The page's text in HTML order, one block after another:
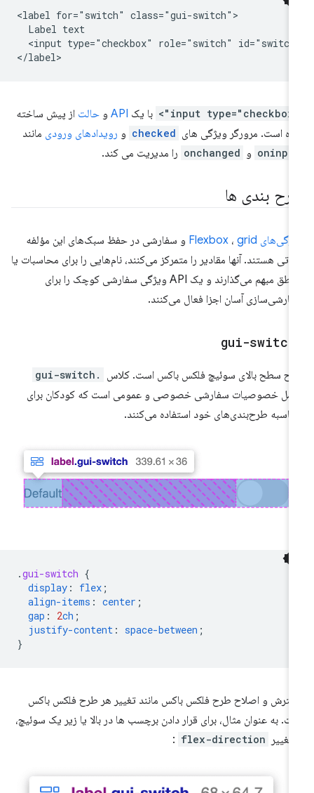
<label for="switch" class="gui-switch">
  Label text
<input type="checkbox" role="switch"
با یک API وحالتاز پیش ساخته
است. مرورگر ویژگی های checked ورویدادهای ورودی مانند
و onchanged را مدیریت می کند.
بندی ها
Flexbox،grid
و سفارشی در حفظ سبک‌های این مؤلفه
هستند. آنها مقادیر را متمرکز می‌کنند، نام‌هایی را برای محاسبات یا
مناطق مبهم می‌گذارند و یک API ویژگی سفارشی کوچک را برای
آسان اجزا فعال می‌کنند.
gui-switch
سطح بالای سوئیچ فلکس باکس است. کلاس .gui-switch
خصوصیات سفارشی خصوصی و عمومی است که کودکان برای
طرح‌بندی‌های خود استفاده می‌کنند.
.gui-switch
display: flex
align-items: center
gap: 2
justify-content: space-between
و اصلاح طرح فلکس باکس مانند تغییر هر طرح فلکس باکس
به عنوان مثال، برای قرار دادن برچسب ها در بالا یا زیر یک سوئیچ،
تغییر flex-direction
: